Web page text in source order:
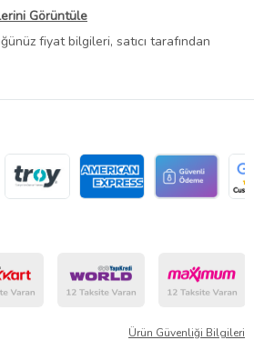
Görüntüle
fiyat bilgileri, satıcı tarafından
Ürün Güvenliği Bilgileri